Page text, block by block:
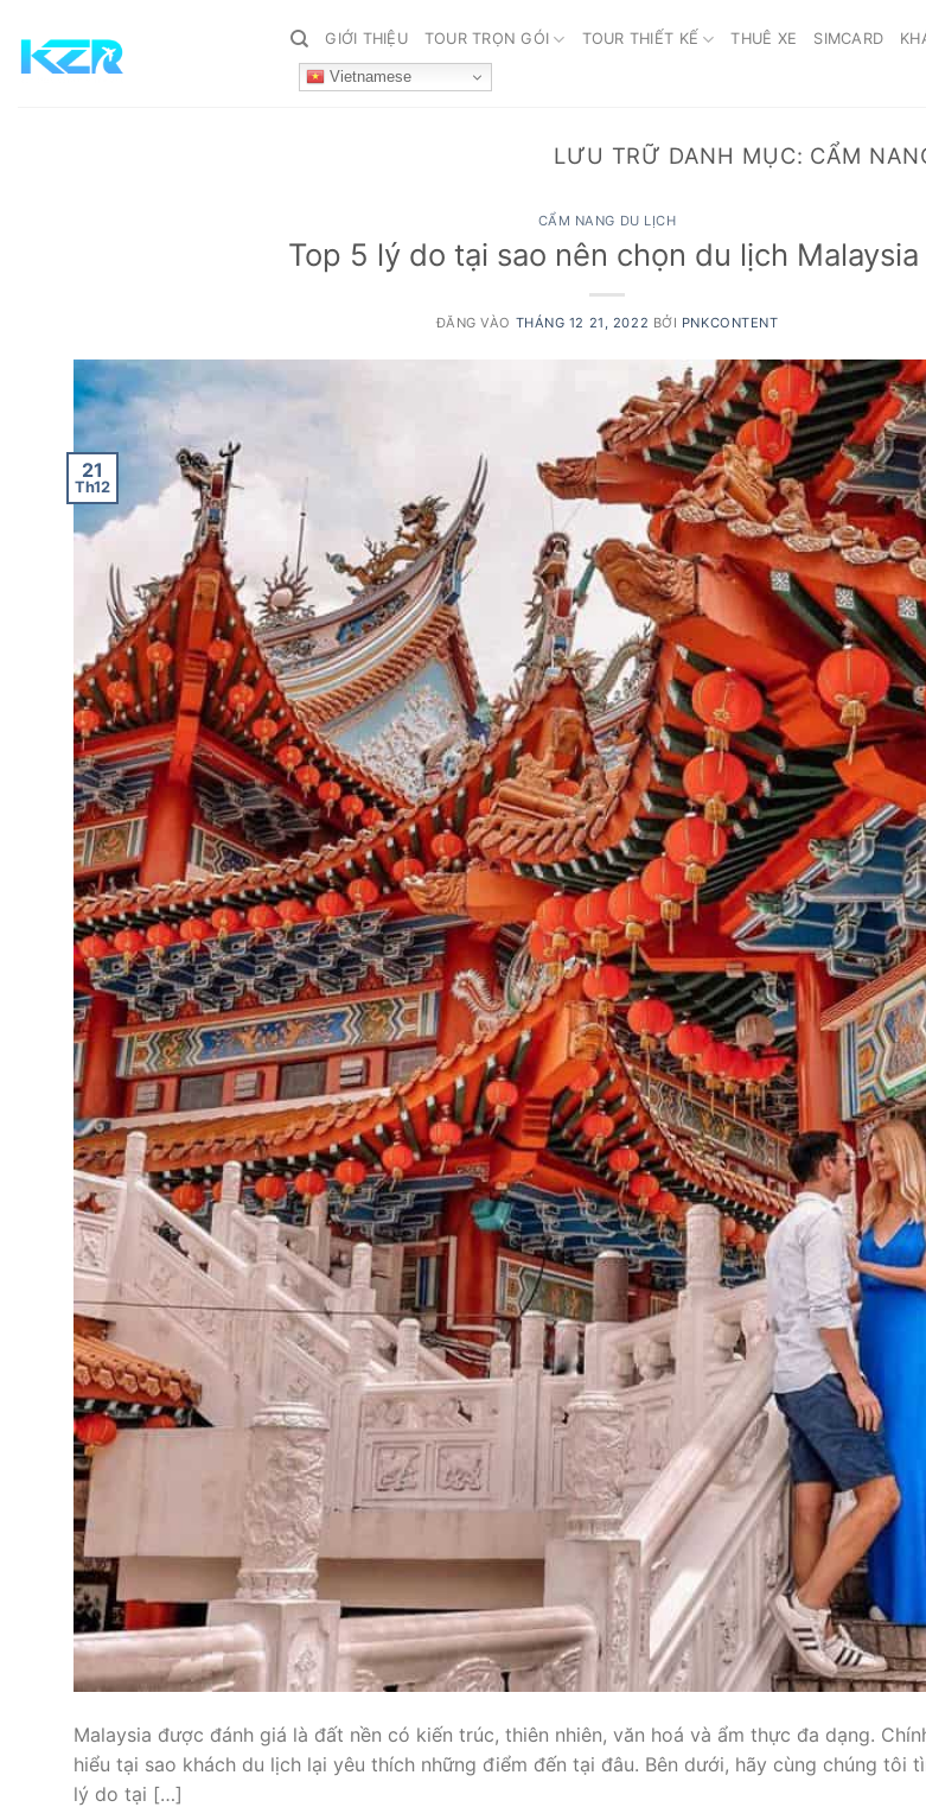
qua
nội
GIỚI THIỆU TOUR TRỌN GÓI TOUR THIẾT KẾ THUÊ XE SIMCARD
Vietnamese
LƯU TRỮ DANH MỤC: CẨM
CẨM NANG DU LỊCH
Top 5 lý do tại sao nên chọn du lịch Malaysia
ĐĂNG VÀO THÁNG 12 21, 2022 BỞI PNKCONTENT
21
Th12
Malaysia được đánh giá là đất nền có kiến trúc, thiên nhiên, văn hoá và ẩm thực đa dạng.
hiểu tại sao khách du lịch lại yêu thích những điểm đến tại đâu. Bên dưới, hãy cùng chúng tôi
lý do tại […]